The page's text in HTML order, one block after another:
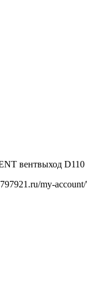
вентвыход D110
my-